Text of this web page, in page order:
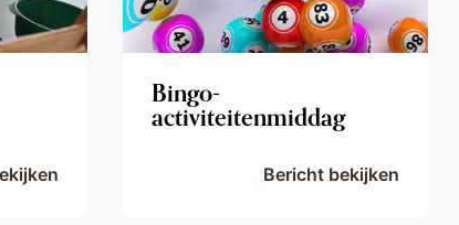
Bingo-
activiteitenmiddag
Bericht bekijken